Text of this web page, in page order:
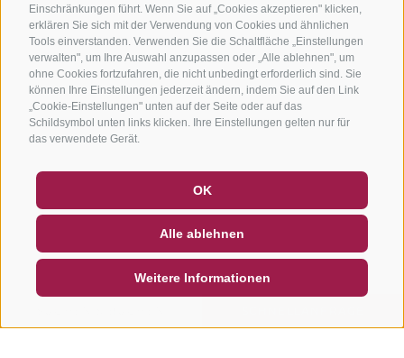
Einschränkungen führt. Wenn Sie auf „Cookies akzeptieren" klicken,
erklären Sie sich mit der Verwendung von Cookies und ähnlichen
Tools einverstanden. Verwenden Sie die Schaltfläche „Einstellungen
verwalten", um Ihre Auswahl anzupassen oder „Alle ablehnen", um
ohne Cookies fortzufahren, die nicht unbedingt erforderlich sind. Sie
können Ihre Einstellungen jederzeit ändern, indem Sie auf den Link
„Cookie-Einstellungen" unten auf der Seite oder auf das
Schildsymbol unten links klicken. Ihre Einstellungen gelten nur für
das verwendete Gerät.
OK
Alle ablehnen
Weitere Informationen
NEWSLETTER
SOCIAL WALL WETTER